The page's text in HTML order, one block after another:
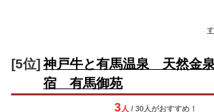
[5位] 神戸牛と有馬温泉 天然金
宿 有馬御苑
3 人 / 30人がおすすめ！